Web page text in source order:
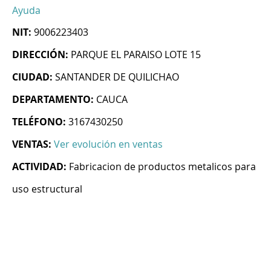
Ayuda
NIT: 9006223403
DIRECCIÓN: PARQUE EL PARAISO LOTE 15
CIUDAD: SANTANDER DE QUILICHAO
DEPARTAMENTO: CAUCA
TELÉFONO: 3167430250
VENTAS: Ver evolución en ventas
ACTIVIDAD: Fabricacion de productos metalicos para
uso estructural